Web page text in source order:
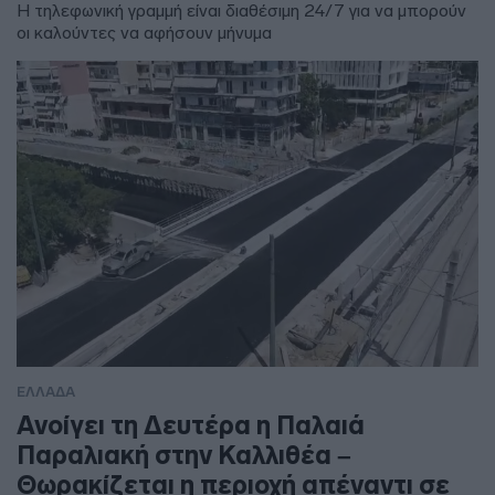
Η τηλεφωνική γραμμή είναι διαθέσιμη 24/7 για να μπορούν
οι καλούντες να αφήσουν μήνυμα
ΕΛΛΑΔΑ
Ανοίγει τη Δευτέρα η Παλαιά
Παραλιακή στην Καλλιθέα –
Θωρακίζεται η περιοχή απέναντι σε